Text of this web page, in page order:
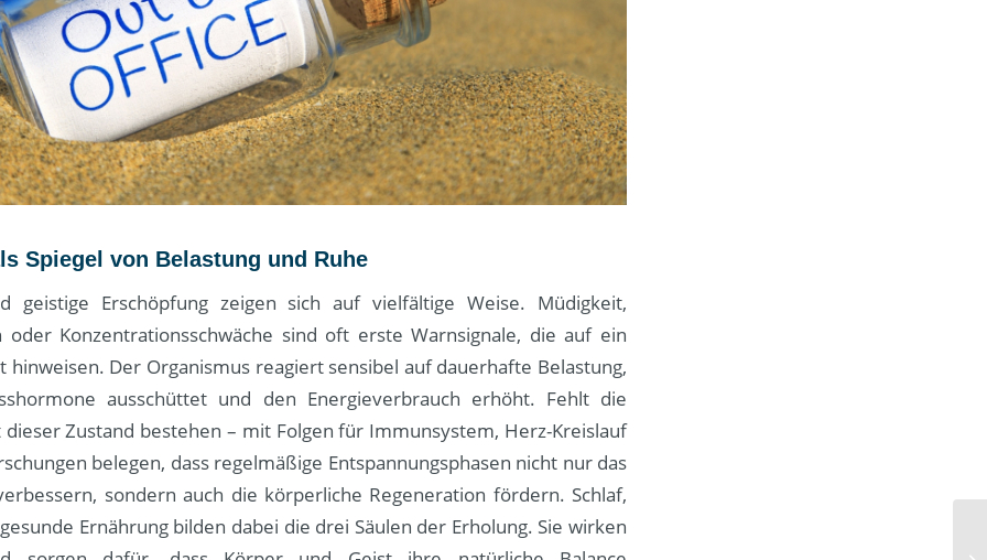
Spiegel von Belastung und Ruhe
geistige Erschöpfung zeigen sich auf vielfältige Weise. Müdigkeit,
oder Konzentrationsschwäche sind oft erste Warnsignale, die auf ein
hinweisen. Der Organismus reagiert sensibel auf dauerhafte Belastung,
ausschüttet und den Energieverbrauch erhöht. Fehlt die
dieser Zustand bestehen – mit Folgen für Immunsystem, Herz-Kreislauf
belegen, dass regelmäßige Entspannungsphasen nicht nur das
sondern auch die körperliche Regeneration fördern. Schlaf,
Ernährung bilden dabei die drei Säulen der Erholung. Sie wirken